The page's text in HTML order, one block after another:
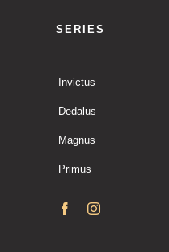
SERIES
Invictus
Dedalus
Magnus
Primus